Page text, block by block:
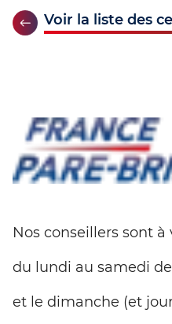
Voir la liste des
Nos conseillers sont
du lundi au samedi de
et le dimanche (et